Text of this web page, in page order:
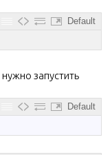
Default
запустить
Default